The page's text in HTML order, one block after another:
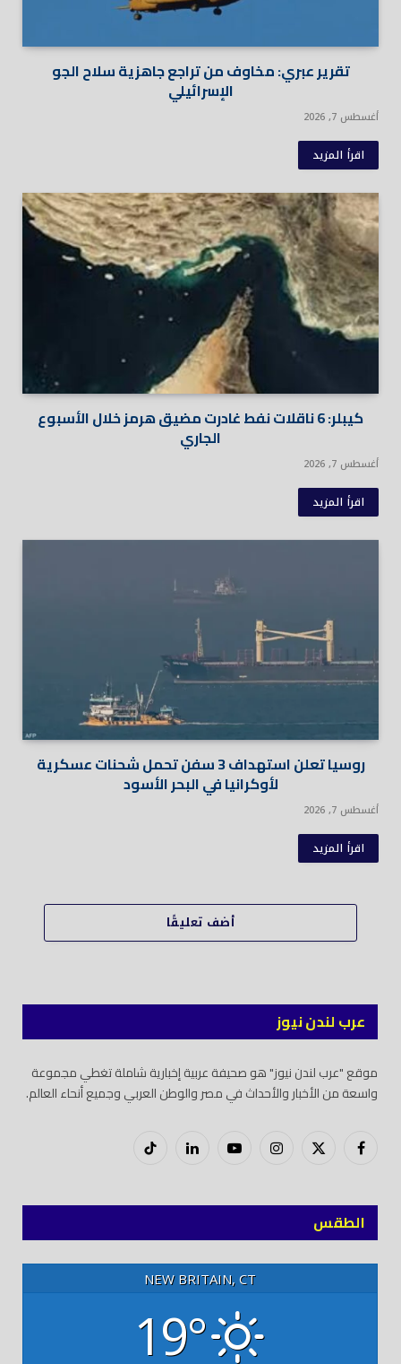
تقرير عبري: مخاوف من تراجع جاهزية سلاح الجو
الإسرائيلي
أغسطس 7, 2026
اقرأ المزيد
كيبلر: 6 ناقلات نفط غادرت مضيق هرمز خلال الأسبوع
الجاري
أغسطس 7, 2026
اقرأ المزيد
روسيا تعلن استهداف 3 سفن تحمل شحنات عسكرية
لأوكرانيا في البحر الأسود
أغسطس 7, 2026
اقرأ المزيد
أضف تعليقًا
عرب لندن نيوز
موقع "عرب لندن نيوز" هو صحيفة عربية إخبارية شاملة تغطي مجموعة
واسعة من الأخبار والأحداث في مصر والوطن العربي وجميع أنحاء العالم.
فيسبوكX
إنستغراميوتيوب لينكدود
تيك
الطقس
NEW BRITAIN, CT
19°